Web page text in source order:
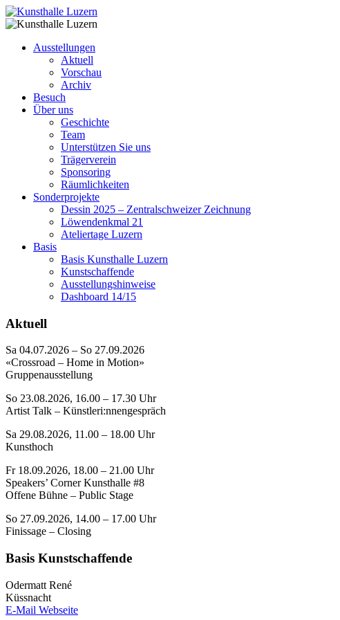
Ausstellungen
Aktuell
Vorschau
Archiv
Besuch
Über uns
Geschichte
Team
Unterstützen Sie uns
Trägerverein
Sponsoring
Räumlichkeiten
Sonderprojekte
Dessin 2025 – Zentralschweizer Zeichnung
Löwendenkmal 21
Ateliertage Luzern
Basis
Basis Kunsthalle Luzern
Kunstschaffende
Ausstellungshinweise
Dashboard 14/15
Aktuell
Sa 04.07.2026 – So 27.09.2026
«Crossroad – Home in Motion»
Gruppenausstellung
So 23.08.2026, 16.00 – 17.30 Uhr
Artist Talk – Künstleri:nnengespräch
Sa 29.08.2026, 11.00 – 18.00 Uhr
Kunsthoch
Fr 18.09.2026, 18.00 – 21.00 Uhr
Speakers’ Corner Kunsthalle #8
Offene Bühne – Public Stage
So 27.09.2026, 14.00 – 17.00 Uhr
Finissage – Closing
Basis Kunstschaffende
Odermatt René
Küssnacht
E-Mail Webseite